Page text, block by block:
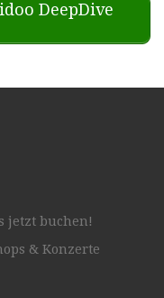
DeepDive
jetzt buchen!
& Konzerte